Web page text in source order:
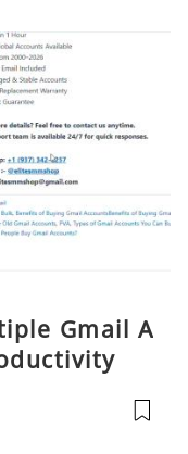
Gmail A